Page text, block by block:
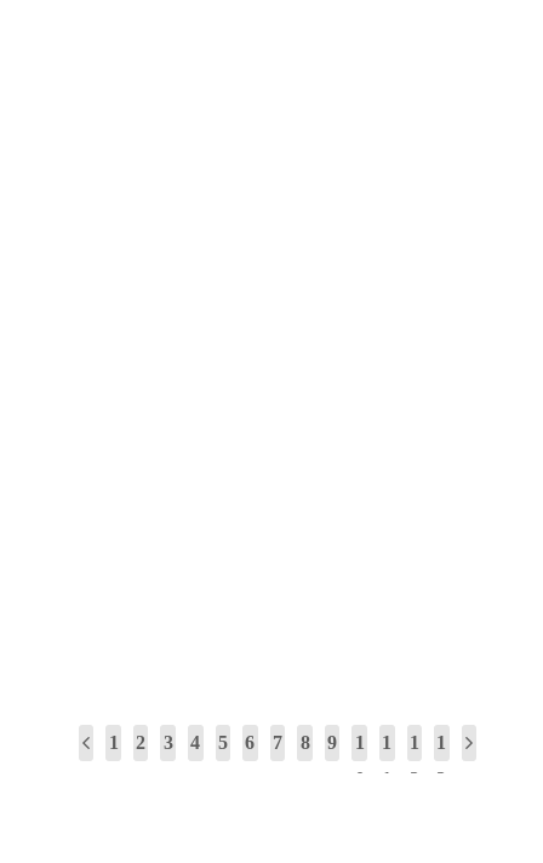
1 2 3 4 5 6 7 8 9
1
0
1
1
1
2
1
3